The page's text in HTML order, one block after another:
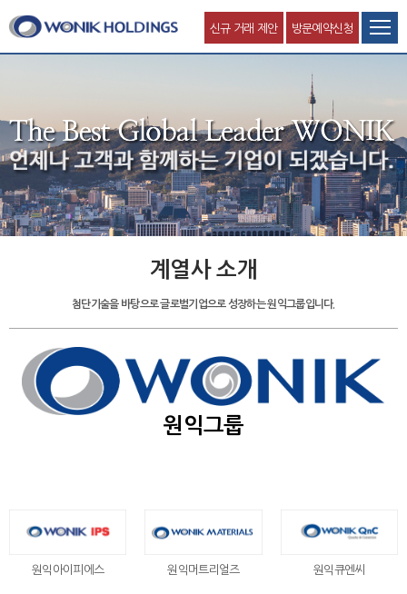
신규 거래 제안 방문예약신청
계열사 소개
첨단기술을 바탕으로 글로벌기업으로 성장하는 원익그룹입니다.
원익그룹
원익아이피에스 원익머트리얼즈 원익큐엔씨